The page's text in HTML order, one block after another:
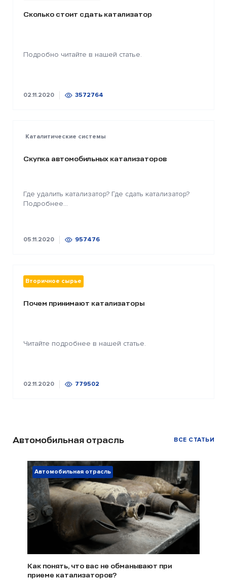
Сколько стоит сдать катализатор
Подробно читайте в нашей статье.
02.11.2020 3572764
Каталитические системы
Скупка автомобильных катализаторов
Где удалить катализатор? Где сдать катализатор?
Подробнее...
05.11.2020 957476
Вторичное сырье
Почем принимают катализаторы
Читайте подробнее в нашей статье.
02.11.2020 779502
Автомобильная отрасль ВСЕ СТАТЬИ
Автомобильная отрасль
Как понять, что вас не обманывают при
приеме катализаторов?